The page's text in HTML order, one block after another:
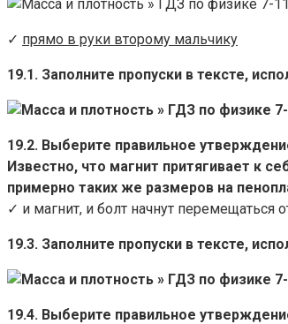
✓ прямо в руки второму мальчику
19.1. Заполните пропуски в тексте,
19.2. Выберите правильное
Известно, что магнит притягивает к
примерно таких же размеров на
✓ и магнит, и болт начнут перемещаться
19.3. Заполните пропуски в тексте,
19.4. Выберите правильное